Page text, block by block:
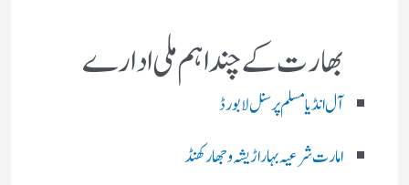
بھارت کے چند اہم ملی ادارے
آل انڈیا مسلم پرسنل لا بورڈ
امارت شرعیہ بہار اڑیشہ و جھارکھنڈ